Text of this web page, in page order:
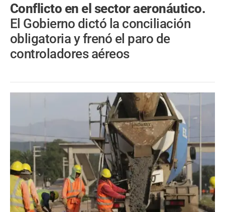
Conflicto en el sector aeronáutico.
El Gobierno dictó la conciliación
obligatoria y frenó el paro de
controladores aéreos